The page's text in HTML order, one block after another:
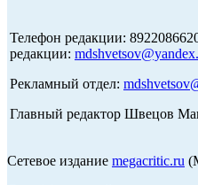
Телефон редакции:
редакции:
Рекламный отдел:
Главный редактор Швецов
Сетевое издание megacritic.ru